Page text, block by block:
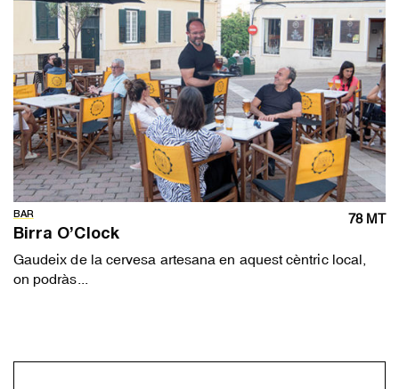
BAR 78 MT
Birra O’Clock
Gaudeix de la cervesa artesana en aquest cèntric local,
on podràs...